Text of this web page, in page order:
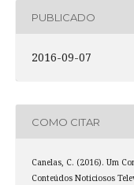
PUBLICADO
2016-09-07
COMO CITAR
Canelas, C. (2016). Um
Conteúdos Noticiosos